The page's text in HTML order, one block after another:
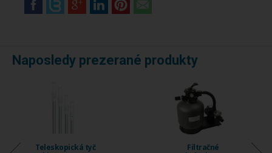
Naposledy prezerané produkty
Teleskopická tyč
Filtračné